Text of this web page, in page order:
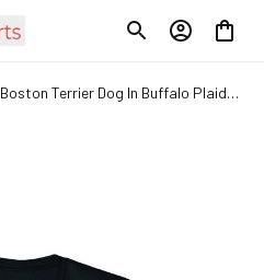
Boston Terrier Dog In Buffalo Plaid